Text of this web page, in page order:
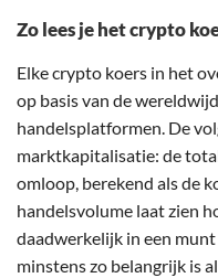
Zo lees je het crypto
Elke crypto koers in het
op basis van de
handelsplatformen. De
marktkapitalisatie: de
omloop, berekend als de
handelsvolume laat zien
daadwerkelijk in een
minstens zo belangrijk is